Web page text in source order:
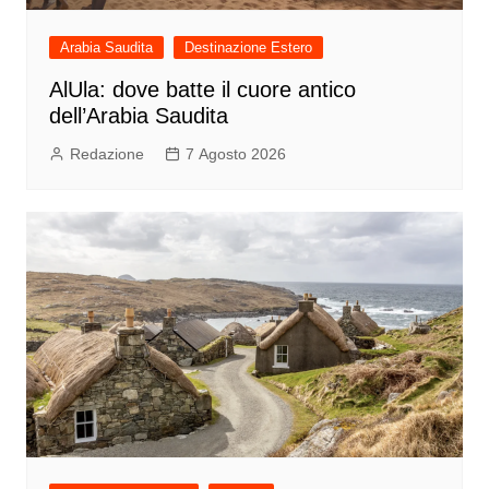
Arabia Saudita Destinazione Estero
AlUla: dove batte il cuore antico
dell’Arabia Saudita
Redazione 7 Agosto 2026